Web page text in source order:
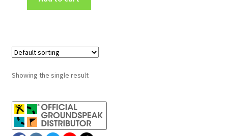
Showing the single result